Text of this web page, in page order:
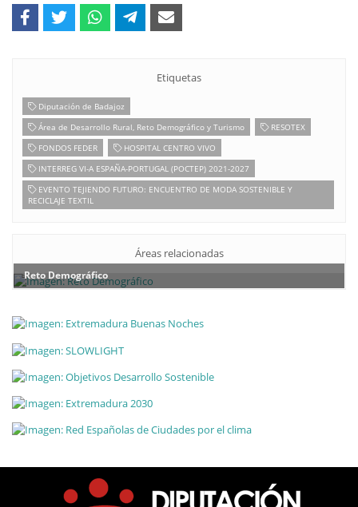
Etiquetas
Diputación de Badajoz
Área de Desarrollo Rural, Reto Demográfico y Turismo
RESOTEX
FONDOS FEDER
HOSPITAL CENTRO VIVO
INTERREG VI-A ESPAÑA-PORTUGAL (POCTEP) 2021-2027
EVENTO TEJIENDO FUTURO: ENCUENTRO DE MODA SOSTENIBLE Y
RECICLAJE TEXTIL
Áreas relacionadas
Reto Demográfico